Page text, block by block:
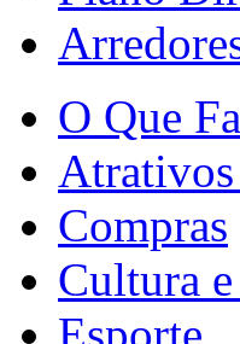
O Que
Compras
Cultura